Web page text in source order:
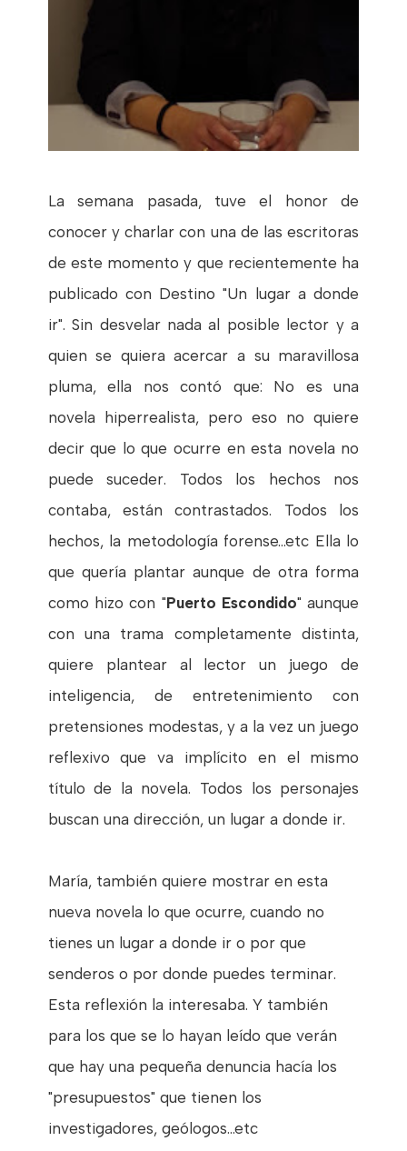
La semana pasada, tuve el honor de
conocer y charlar con una de las escritoras
de este momento y que recientemente ha
publicado con Destino "Un lugar a donde
ir". Sin desvelar nada al posible lector y a
quien se quiera acercar a su maravillosa
pluma, ella nos contó que: No es una
novela hiperrealista, pero eso no quiere
decir que lo que ocurre en esta novela no
puede suceder. Todos los hechos nos
contaba, están contrastados. Todos los
hechos, la metodología forense...etc Ella lo
que quería plantar aunque de otra forma
como hizo con "Puerto Escondido" aunque
con una trama completamente distinta,
quiere plantear al lector un juego de
inteligencia, de entretenimiento con
pretensiones modestas, y a la vez un juego
reflexivo que va implícito en el mismo
título de la novela. Todos los personajes
buscan una dirección, un lugar a donde ir.
María, también quiere mostrar en esta
nueva novela lo que ocurre, cuando no
tienes un lugar a donde ir o por que
senderos o por donde puedes terminar.
Esta reflexión la interesaba. Y también
para los que se lo hayan leído que verán
que hay una pequeña denuncia hacía los
"presupuestos" que tienen los
investigadores, geólogos...etc